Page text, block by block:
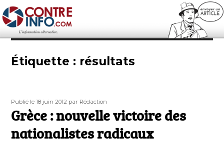
Contre-Info
Étiquette : résultats
Publié
le
Publié le 18 juin 2012 Auteur
par Rédaction
Grèce : nouvelle victoire des
nationalistes radicaux